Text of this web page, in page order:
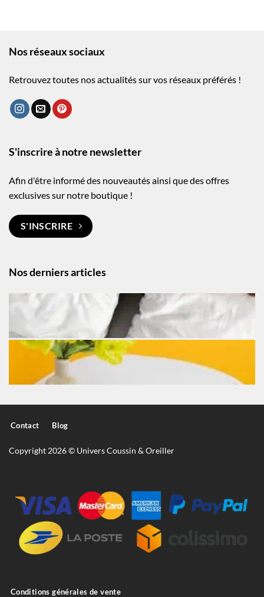
Nos réseaux sociaux
Retrouvez toutes nos actualités sur vos réseaux préférés !
Nos derniers articles
S'inscrire à notre newsletter
Afin d'être informé des nouveautés ainsi que des offres
exclusives sur notre boutique !
S'INSCRIRE
Contact Blog
Copyright 2026 © Univers Coussin & Oreiller
Conditions générales de vente